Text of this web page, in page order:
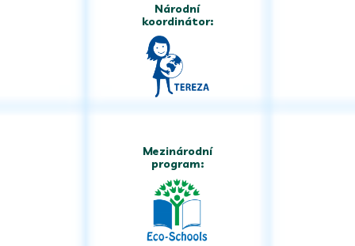
Národní
koordinátor:
Mezinárodní
program: